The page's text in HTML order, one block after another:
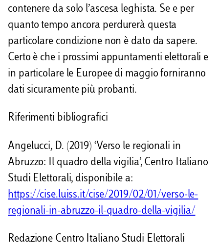
contenere da solo l’ascesa leghista. Se e per
quanto tempo ancora perdurerà questa
particolare condizione non è dato da sapere.
Certo è che i prossimi appuntamenti elettorali e
in particolare le Europee di maggio forniranno
dati sicuramente più probanti.
Riferimenti bibliografici
Angelucci, D. (2019) ‘Verso le regionali in
Abruzzo: Il quadro della vigilia’, Centro Italiano
Studi Elettorali, disponibile a:
https://cise.luiss.it/cise/2019/02/01/verso-le-
regionali-in-abruzzo-il-quadro-della-vigilia/
Redazione Centro Italiano Studi Elettorali